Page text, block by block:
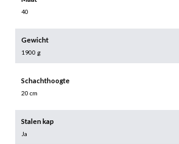
40
Gewicht
1900 g
Schachthoogte
20 cm
Stalen kap
Ja